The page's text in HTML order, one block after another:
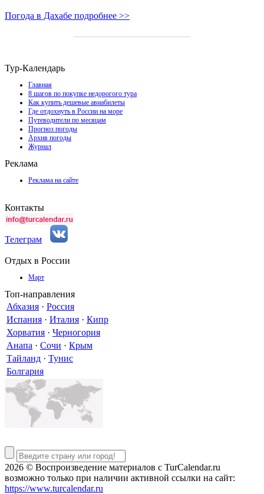
Погода в Дахабе подробнее >>
Тур-Календарь
Главная
8 шагов по покупке недорогого тура
Как купить дешевые авиабилеты
Где отдохнуть в России на море
Путеводители по месяцам
Прогноз погоды
Архив погоды
Журнал
Реклама
Реклама на сайте
Контакты
Телеграм
Отдых в России
Март
Топ-направления
Абхазия · Россия
Испания · Италия · Кипр
Хорватия · Черногория
Анапа · Сочи · Крым
Тайланд · Тунис
Болгария
2026 © Воспроизведение материалов c TurCalendar.ru
возможно только при наличии активной ссылки на сайт:
https://www.turcalendar.ru